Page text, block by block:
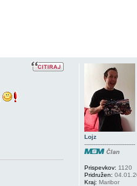
Lojz
----------------------------
Prispevkov: 1120
Pridružen:
Kraj: Maribor